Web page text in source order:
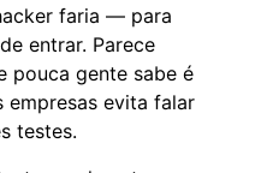
faria — para
entrar. Parece
pouca gente sabe é
empresas evita falar
testes.